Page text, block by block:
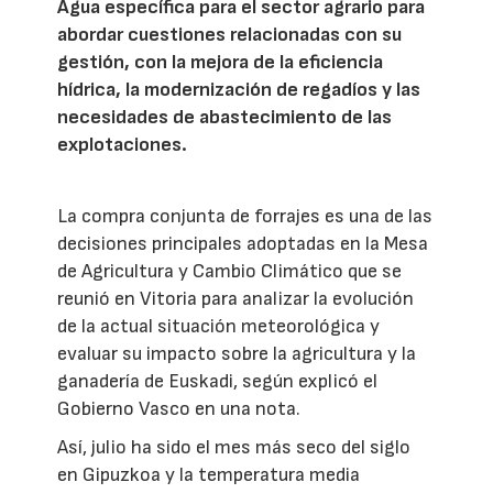
Agua específica para el sector agrario para
abordar cuestiones relacionadas con su
gestión, con la mejora de la eficiencia
hídrica, la modernización de regadíos y las
necesidades de abastecimiento de las
explotaciones.
La compra conjunta de forrajes es una de las
decisiones principales adoptadas en la Mesa
de Agricultura y Cambio Climático que se
reunió en Vitoria para analizar la evolución
de la actual situación meteorológica y
evaluar su impacto sobre la agricultura y la
ganadería de Euskadi, según explicó el
Gobierno Vasco en una nota.
Así, julio ha sido el mes más seco del siglo
en Gipuzkoa y la temperatura media